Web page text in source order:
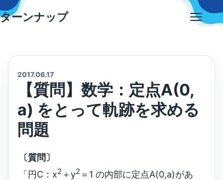
Skip
to
ターンナップ
2017.06.17
【質問】数学：定点A(0,
a) をとって軌跡を求める
問題
〔質問〕
「円C：x2 ＋y2 ＝1 の内部に定点A(0,a)があ